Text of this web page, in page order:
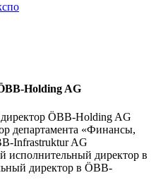
Holding AG
ÖBB-Holding AG
департамента «Финансы,
Infrastruktur AG
исполнительный директор в
директор в ÖBB-